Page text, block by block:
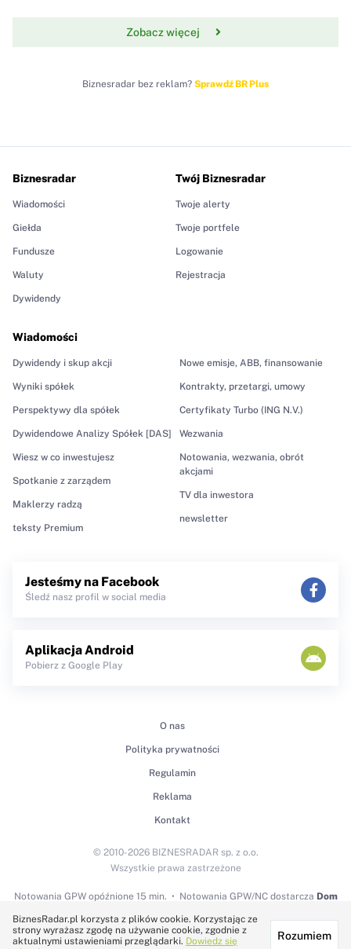
Zobacz więcej
Biznesradar bez reklam? Sprawdź BR Plus
Biznesradar
Wiadomości
Giełda
Fundusze
Waluty
Dywidendy
Wiadomości
Dywidendy i skup akcji
Wyniki spółek
Perspektywy dla spółek
Dywidendowe Analizy Spółek [DAS]
Wiesz w co inwestujesz
Spotkanie z zarządem
Maklerzy radzą
teksty Premium
Nowe emisje, ABB, finansowanie
Kontrakty, przetargi, umowy
Certyfikaty Turbo (ING N.V.)
Wezwania
Notowania, wezwania, obrót
akcjami
TV dla inwestora
newsletter
Twój Biznesradar
Twoje alerty
Twoje portfele
Logowanie
Rejestracja
Jesteśmy na Facebook
Śledź nasz profil w social media
Aplikacja Android
Pobierz z Google Play
O nas
Polityka prywatności
Regulamin
Reklama
Kontakt
Notowania GPWopóźnione 15 min. Notowania GPW/NC dostarcza Dom
© 2010-2026 BIZNESRADAR sp. z o.o.
Wszystkie prawa zastrzeżone
Technologię dostarcza:
BiznesRadar.pl korzysta z plików cookie. Korzystając ze
strony wyrażasz zgodę na używanie cookie, zgodnie z
aktualnymi ustawieniami przeglądarki. Dowiedz się
Rozumiem